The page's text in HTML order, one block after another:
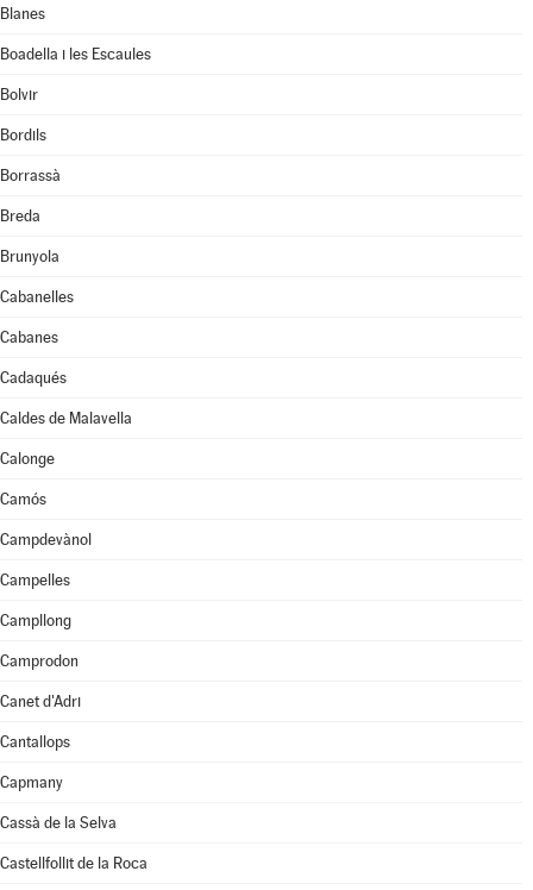
Blanes
Boadella i les Escaules
Bolvir
Bordils
Borrassà
Breda
Brunyola
Cabanelles
Cabanes
Cadaqués
Caldes de Malavella
Calonge
Camós
Campdevànol
Campelles
Campllong
Camprodon
Canet d'Adri
Cantallops
Capmany
Cassà de la Selva
Castellfollit de la Roca